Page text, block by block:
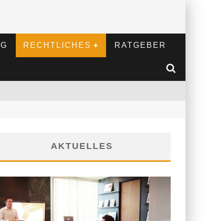
RECHTLICHES RATGEBER
AKTUELLES